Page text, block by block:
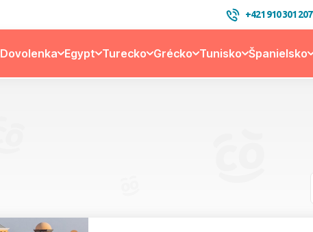
+421 910 301 207
Dovolenka Egypt Turecko Grécko Tunisko Španielsko